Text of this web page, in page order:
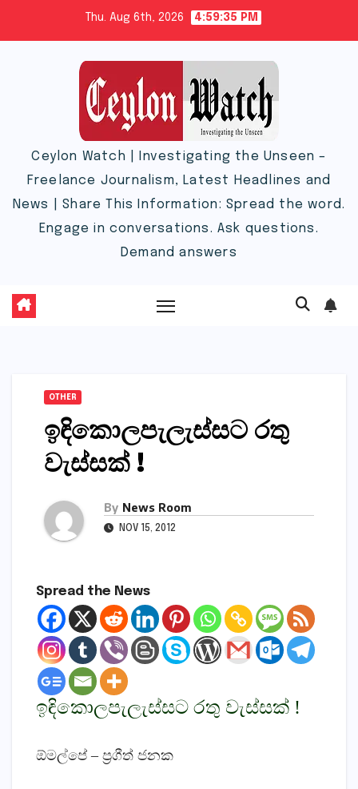
Thu. Aug 6th, 2026 4:59:36 PM
Ceylon Watch | Investigating the Unseen –
Freelance Journalism, Latest Headlines and
News | Share This Information: Spread the word.
Engage in conversations. Ask questions.
Demand answers
OTHER
ඉඳිකොලපැලැස්‌සට රතු
වැස්‌සක්‌ !
By News Room
NOV 15, 2012
Spread the News
ඉඳිකොලපැලැස්‌සට රතු වැස්‌සක්‌ !
ඕමල්පේ – ප්‍රගීත් ජනක